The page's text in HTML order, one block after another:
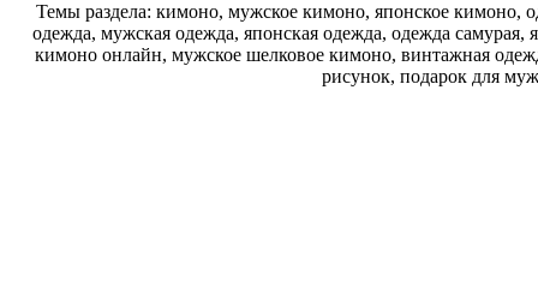
Темы раздела: кимоно, мужское кимоно, японское кимоно,
одежда, мужская одежда, японская одежда, одежда самурая,
кимоно онлайн, мужское шелковое кимоно, винтажная
рисунок, подарок для